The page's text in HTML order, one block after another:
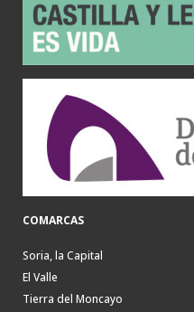
COMARCAS
Soria, la Capital
El Valle
Tierra del Moncayo